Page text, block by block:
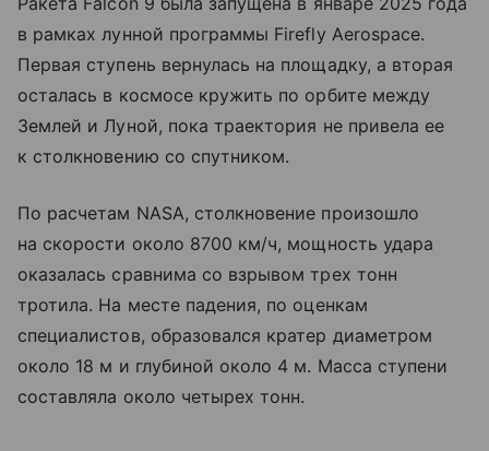
в рамках лунной программы Firefly Aerospace.
Первая ступень вернулась на площадку, а вторая
осталась в космосе кружить по орбите между
Землей и Луной, пока траектория не привела ее
к столкновению со спутником.
По расчетам NASA, столкновение произошло
на скорости около 8700 км/ч, мощность удара
оказалась сравнима со взрывом трех тонн
тротила. На месте падения, по оценкам
специалистов, образовался кратер диаметром
около 18 м и глубиной около 4 м. Масса ступени
составляла около четырех тонн.